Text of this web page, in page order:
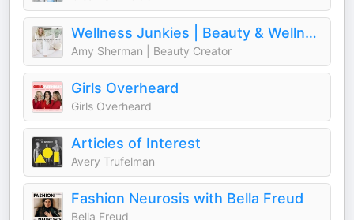
Wellness Junkies | Beauty & Wellness Tips, Hacks, Recs & Reviews for Women 40+
Amy Sherman | Beauty Creator
Girls Overheard
Girls Overheard
Articles of Interest
Avery Trufelman
Fashion Neurosis with Bella Freud
Bella Freud